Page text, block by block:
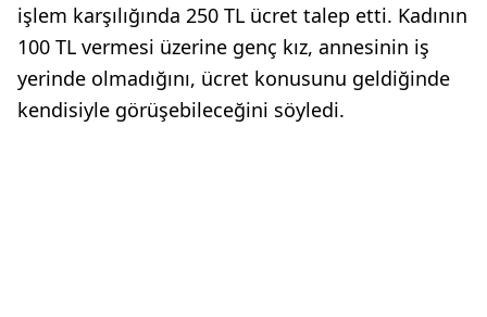
işlem karşılığında 250 TL ücret talep etti. Kadının
100 TL vermesi üzerine genç kız, annesinin iş
yerinde olmadığını, ücret konusunu geldiğinde
kendisiyle görüşebileceğini söyledi.